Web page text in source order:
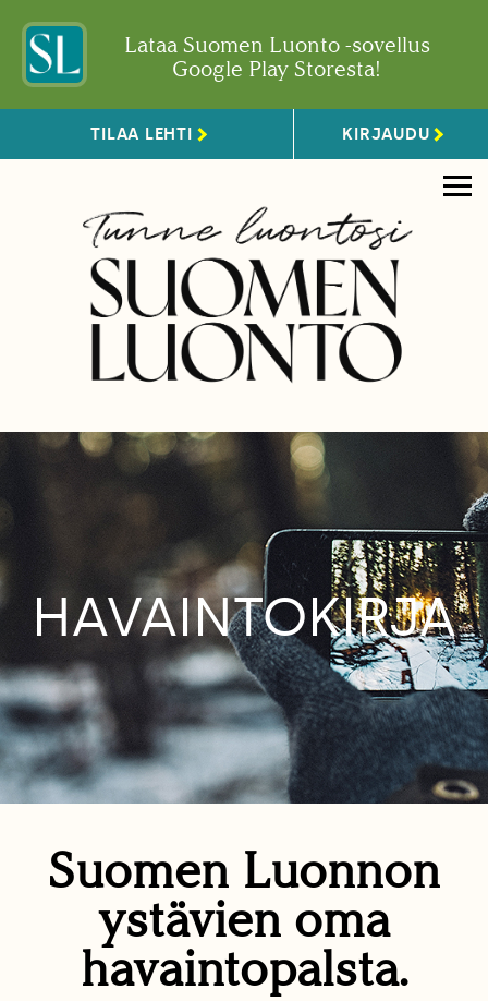
Lataa Suomen Luonto -sovellus
Google Play Storesta!
TILAA LEHTI KIRJAUDU
HAVAINTOKIRJA
Suomen Luonnon
ystävien oma
havaintopalsta.